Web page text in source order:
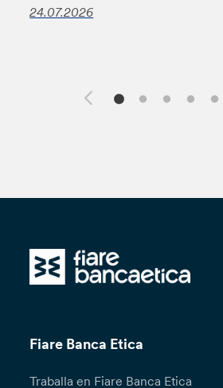
24.07.2026
Fiare Banca Etica
Traballa en Fiare Banca Etica